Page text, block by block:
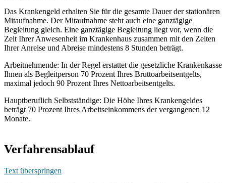
Das Krankengeld erhalten Sie für die gesamte Dauer der stationären
Mitaufnahme. Der Mitaufnahme steht auch eine ganztägige
Begleitung gleich. Eine ganztägige Begleitung liegt vor, wenn die
Zeit Ihrer Anwesenheit im Krankenhaus zusammen mit den Zeiten
Ihrer Anreise und Abreise mindestens 8 Stunden beträgt.
Arbeitnehmende: In der Regel erstattet die gesetzliche Krankenkasse
Ihnen als Begleitperson 70 Prozent Ihres Bruttoarbeitsentgelts,
maximal jedoch 90 Prozent Ihres Nettoarbeitsentgelts.
Hauptberuflich Selbstständige: Die Höhe Ihres Krankengeldes
beträgt 70 Prozent Ihres Arbeitseinkommens der vergangenen 12
Monate.
Verfahrensablauf
Text überspringen